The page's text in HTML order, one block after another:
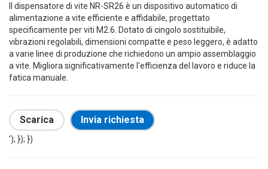
Il dispensatore di vite NR-SR26 è un dispositivo automatico di
alimentazione a vite efficiente e affidabile, progettato
specificamente per viti M2.6. Dotato di cingolo sostituibile,
vibrazioni regolabili, dimensioni compatte e peso leggero, è adatto
a varie linee di produzione che richiedono un ampio assemblaggio
a vite. Migliora significativamente l'efficienza del lavoro e riduce la
fatica manuale.
Scarica Invia richiesta
'); }); })